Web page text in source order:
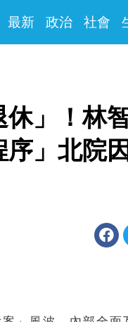
最新 政治 社會
休」！林
序」北院